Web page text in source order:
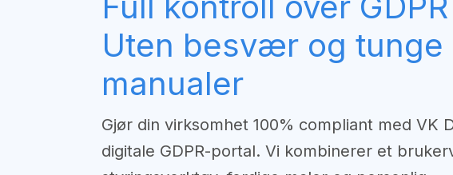
Uten besvær og tunge
manualer
Gjør din virksomhet 100% compliant med VK
digitale GDPR-portal. Vi kombinerer et